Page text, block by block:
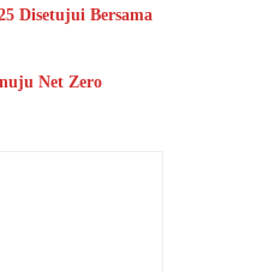
Disetujui Bersama
Net Zero